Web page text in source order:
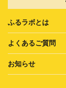
ふるラボとは
よくあるご質問
お知らせ